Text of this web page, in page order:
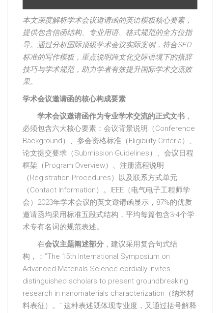
本文深度解析学术会议邀请函的英语模板核心要素，
提供包含信函结构、专业用语、格式规范的全方位指
导。通过分析国际顶级学术会议实际案例，符合SEO
标准的写作模板，重点说明跨文化交际语境下的措辞
技巧与学术规范，助力学者有效提升国际学术交流效
果。
学术会议邀请函的核心构成要素
学术会议邀请函作为专业学术交流的正式文书 ，
必须包含六大核心要素：会议背景说明（Conference
Background）、参会资格标准（Eligibility Criteria）、
论文提交要求（Submission Guidelines）、会议日程
框架（Program Overview）、注册流程说明
（Registration Procedures）以及联系方式单元
（Contact Information）。IEEE（电气电子工程师学
会）2023年学术会议的英文邀请函显示，87%的优质
邀请函均采用标准五段式结构，平均每篇包含3-4个学
术专有名词的规范表述。
在会议主题阐述部分 ，建议采用复合句式结
构，：”The 15th International Symposium on
Advanced Materials Science cordially invites
distinguished scholars to present groundbreaking
research in nanomaterials characterization（纳米材
料表征）。” 这种表述既体现专业度，又通过括号解释